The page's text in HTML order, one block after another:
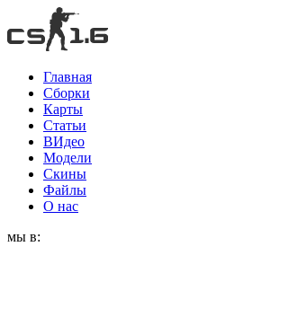
Главная
Сборки
Карты
Статьи
ВИдео
Модели
Скины
Файлы
О нас
мы в: